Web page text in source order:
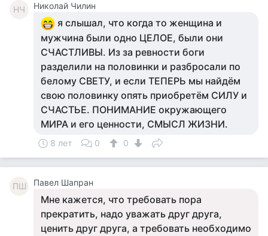
НЧ Николай Чилин
я слышал, что когда то женщина и
мужчина были одно ЦЕЛОЕ, были они
СЧАСТЛИВЫ. Из за ревности боги
разделили на половинки и разбросали по
белому СВЕТУ, и если ТЕПЕРЬ мы найдём
свою половинку опять приобретём СИЛУ и
СЧАСТЬЕ. ПОНИМАНИЕ окружающего
МИРА и его ценности, СМЫСЛ ЖИЗНИ.
8 лет 0 0
ПШ Павел Шапран
Мне кажется, что требовать пора
прекратить, надо уважать друг друга,
ценить друг друга, а требовать необходимо